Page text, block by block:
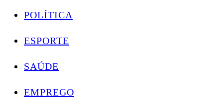
POLÍTICA
ESPORTE
SAÚDE
EMPREGO